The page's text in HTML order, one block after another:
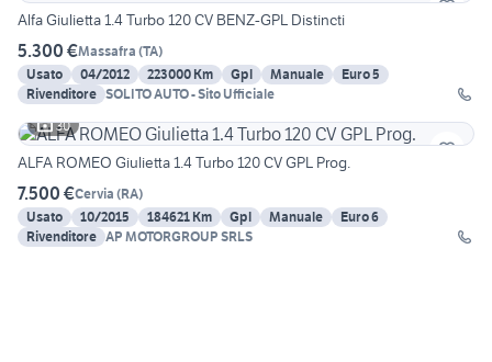
Alfa Giulietta 1.4 Turbo 120 CV BENZ-GPL Distincti
5.300 €Massafra (TA)
Usato
04/2012 223000 Km Gpl Manuale
Euro 5
Rivenditore SOLITO AUTO - Sito Ufficiale
30
ALFA ROMEO Giulietta 1.4 Turbo 120 CV GPL Prog.
7.500 €Cervia (RA)
Usato
10/2015 184621 Km Gpl Manuale
Euro 6
Rivenditore AP MOTORGROUP SRLS